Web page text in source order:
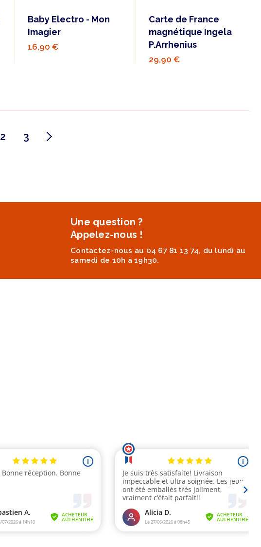
Baby Electro - Mon
Imagier
16,90 €
Carte de France
magnétique Ingela
P.Arrhenius
29,90 €
2 3
Une question ?
Appelez-nous !
Contactez-nous au 04 67 81 13 74, du lundi au
samedi de 10h à 19h30.